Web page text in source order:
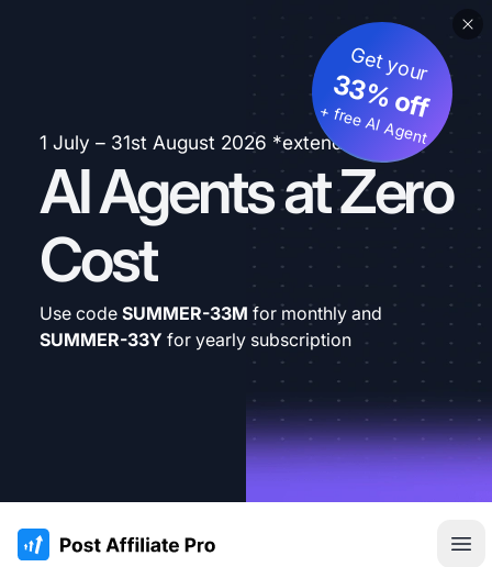
1 July – 31st August 2026 *extended
AI Agents at Zero
Cost
Get your
33% off
+ free AI Agent
Use code SUMMER-33M for monthly and
SUMMER-33Y for yearly subscription
:site.title